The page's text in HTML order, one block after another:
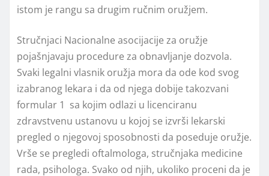
istom je rangu sa drugim ručnim oružjem.
Stručnjaci Nacionalne asocijacije za oružje
pojašnjavaju procedure za obnavljanje dozvola.
Svaki legalni vlasnik oružja mora da ode kod svog
izabranog lekara i da od njega dobije takozvani
formular 1 sa kojim odlazi u licenciranu
zdravstvenu ustanovu u kojoj se izvrši lekarski
pregled o njegovoj sposobnosti da poseduje oružje.
Vrše se pregledi oftalmologa, stručnjaka medicine
rada, psihologa. Svako od njih, ukoliko proceni da je